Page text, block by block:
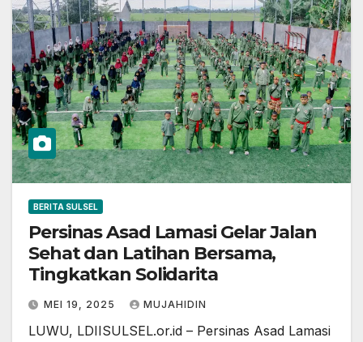
BERITA SULSEL
Persinas Asad Lamasi Gelar Jalan
Sehat dan Latihan Bersama,
Tingkatkan Solidarita
MEI 19, 2025 MUJAHIDIN
LUWU, LDIISULSEL.or.id – Persinas Asad Lamasi